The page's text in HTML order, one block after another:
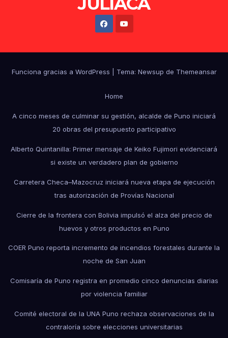
Funciona gracias a WordPress Tema: Newsup de Themeansar
Home
A cinco meses de culminar su gestión, alcalde de Puno iniciará
20 obras del presupuesto participativo
Alberto Quintanilla: Primer mensaje de Keiko Fujimori evidenciará
si existe un verdadero plan de gobierno
Carretera Checa–Mazocruz iniciará nueva etapa de ejecución
tras autorización de Provías Nacional
Cierre de la frontera con Bolivia impulsó el alza del precio de
huevos y otros productos en Puno
COER Puno reporta incremento de incendios forestales durante la
noche de San Juan
Comisaría de Puno registra en promedio cinco denuncias diarias
por violencia familiar
Comité electoral de la UNA Puno rechaza observaciones de la
contraloría sobre elecciones universitarias